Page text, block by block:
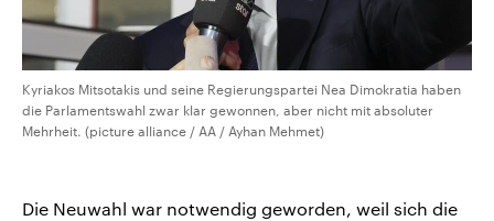
Kyriakos Mitsotakis und seine Regierungspartei Nea Dimokratia haben
die Parlamentswahl zwar klar gewonnen, aber nicht mit absoluter
Mehrheit. (picture alliance / AA / Ayhan Mehmet)
Die Neuwahl war notwendig geworden, weil sich die